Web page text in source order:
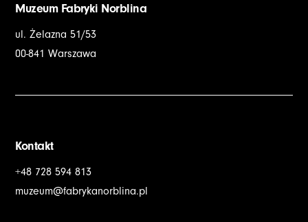
Muzeum Fabryki Norblina
ul. Żelazna 51/53
00-841 Warszawa
Kontakt
+48 728 594 813
muzeum@fabrykanorblina.pl